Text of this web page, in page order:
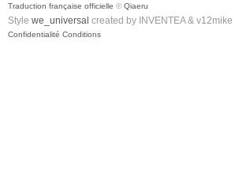
Traduction française officielle © Qiaeru
Style we_universal created by INVENTEA & v12mike
Confidentialité Conditions